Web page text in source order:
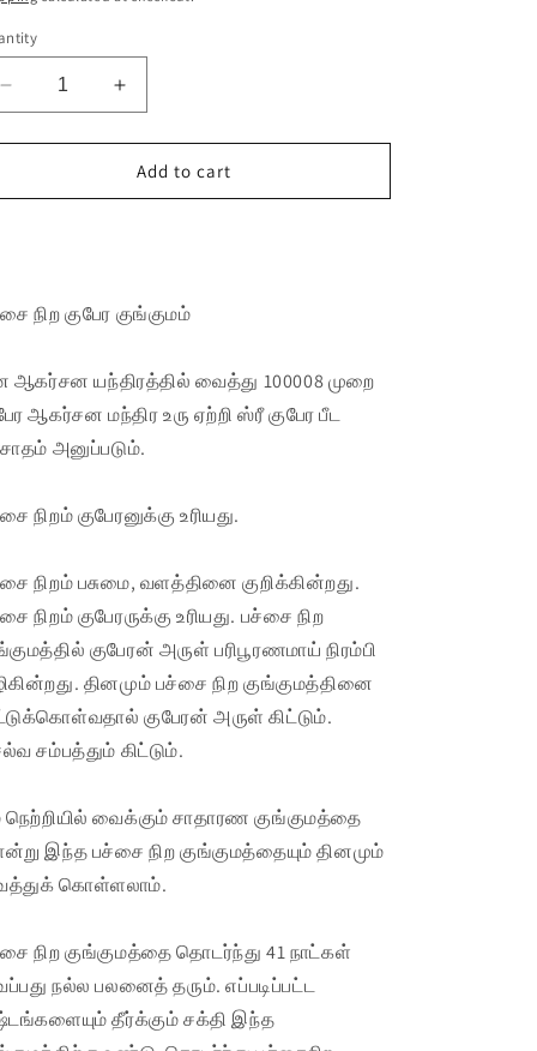
Decrease
quantity
for
குங்குமம்
Pack)
Increase
quantity
for
பச்சை
குங்குமம்
Pack)
Add to cart
நிற குபேர குங்குமம்
ஆகர்சன யந்திரத்தில் வைத்து 100008 முறை
ஆகர்சன மந்திர உரு ஏற்றி ஸ்ரீ குபேர பீட
அனுப்படும்.
நிறம் குபேரனுக்கு உரியது.
நிறம் பசுமை, வளத்தினை குறிக்கின்றது.
நிறம் குபேரருக்கு உரியது. பச்சை நிற
குபேரன் அருள் பரிபூரணமாய் நிரம்பி
தினமும் பச்சை நிற குங்குமத்தினை
குபேரன் அருள் கிட்டும்.
சம்பத்தும் கிட்டும்.
நெற்றியில் வைக்கும் சாதாரண குங்குமத்தை
இந்த பச்சை நிற குங்குமத்தையும் தினமும்
கொள்ளலாம்.
நிற குங்குமத்தை தொடர்ந்து 41 நாட்கள்
நல்ல பலனைத் தரும். எப்படிப்பட்ட
தீர்க்கும் சக்தி இந்த